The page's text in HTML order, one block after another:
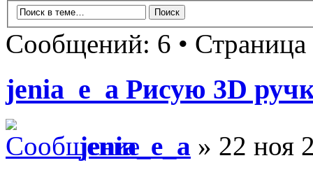
Сообщений: 6 • Страница
jenia_e_a Рисую 3D
jenia_e_a » 22 ноя